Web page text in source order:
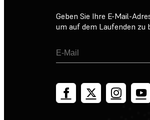
Geben Sie Ihre E-Mail-
um auf dem Laufenden zu